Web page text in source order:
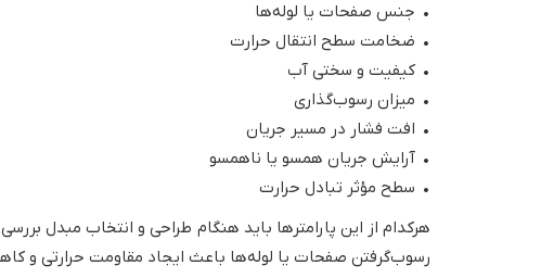
• جنس صفحات یا لوله‌ها
• ضخامت سطح انتقال حرارت
• کیفیت و سختی آب
• میزان رسوب‌گذاری
• افت فشار در مسیر جریان
• آرایش جریان همسو یا ناهمسو
• سطح مؤثر تبادل حرارت
هرکدام از این پارامترها باید هنگام طراحی و انتخاب مبدل
رسوب‌گرفتن صفحات یا لوله‌ها باعث ایجاد مقاومت حرارتی و